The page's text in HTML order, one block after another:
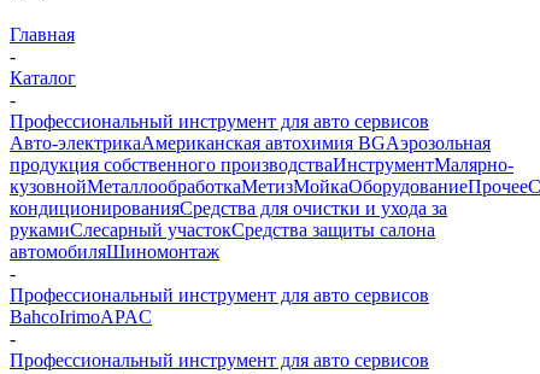
Главная
-
Каталог
-
Профессиональный инструмент для авто сервисов
Авто-электрикаАмериканская автохимия BGАэрозольная
продукция собственного производстваИнструментМалярно-
кузовнойМеталлообработкаМетизМойкаОборудованиеПрочее
кондиционированияСредства для очистки и ухода за
рукамиСлесарный участокСредства защиты салона
автомобиляШиномонтаж
-
Профессиональный инструмент для авто сервисов
BahcoIrimoAPAC
-
Профессиональный инструмент для авто сервисов